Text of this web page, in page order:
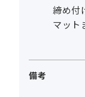
締め付
マット
備考